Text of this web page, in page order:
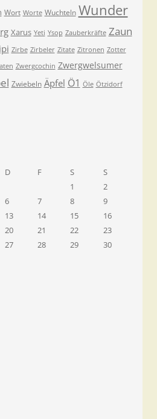
Wort Worte Wuchteln Wunder
Xarus Yeti Ysop Zauberkräfte Zaun
Zirbe Zirbeler Zitate Zitronen Zotter
Zwergcochin Zwergwelsumer
Zwiebeln Äpfel Ö1 Öle Ötzidorf
D F S
S
1
2
6 7 8
9
13 14 15
16
20 21 22
23
27 28 29
30